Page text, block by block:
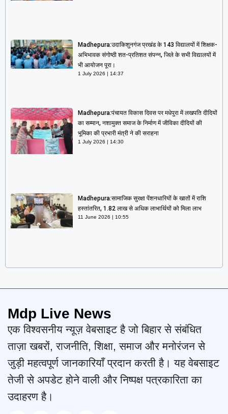
Madhepura:उदाकिशुनगंज प्रखंड के 143 विद्यालयों में शिक्षक-
अभिभावक संगोष्ठी शत-प्रतिशत संपन्न, जिले के सभी विद्यालयों में
भी आयोजन पूरा।
1 July 2026 14:37
Madhepura:पंचायत विकास दिवस पर मधेपुरा में लखपति दीदियों
का सम्मान, नशामुक्त समाज के निर्माण में जीविका दीदियों की
भूमिका की प्रभारी मंत्री ने की सराहना
1 July 2026 14:30
Madhepura:सामाजिक सुरक्षा पेंशनधारियों के खातों में राशि
हस्तांतरित, 1.82 लाख से अधिक लाभार्थियों को मिला लाभ
11 June 2026 10:55
Mdp Live News
एक विश्वसनीय न्यूज़ वेबसाइट है जो बिहार से संबंधित
ताज़ा खबरों, राजनीति, शिक्षा, समाज और मनोरंजन से
जुड़ी महत्वपूर्ण जानकारियाँ प्रदान करती है। यह वेबसाइट
तेजी से अपडेट होने वाली और निष्पक्ष पत्रकारिता का
उदाहरण है।